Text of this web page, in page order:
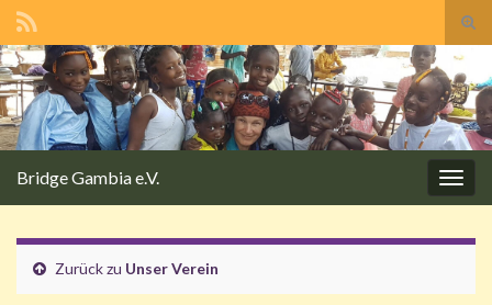
Search for:
Bridge Gambia e.V.
Zurück zu Unser Verein